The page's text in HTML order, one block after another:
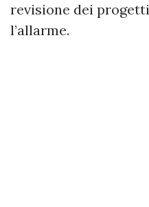
revisione dei
l’allarme.